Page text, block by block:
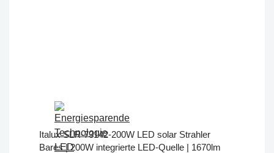
Italux SLR-73142-200W LED solar Strahler
Bares | 200W integrierte LED-Quelle | 1670lm